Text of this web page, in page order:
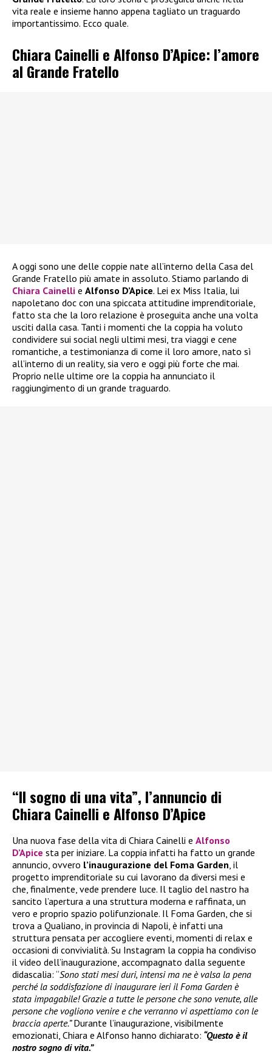
vita reale e insieme hanno appena tagliato un traguardo
importantissimo. Ecco quale.
Chiara Cainelli e Alfonso D’Apice: l’amore
al Grande Fratello
A oggi sono une delle coppie nate all’interno della Casa del
Grande Fratello più amate in assoluto. Stiamo parlando di
Chiara Cainelli e Alfonso D’Apice. Lei ex Miss Italia, lui
napoletano doc con una spiccata attitudine imprenditoriale,
fatto sta che la loro relazione è proseguita anche una volta
usciti dalla casa. Tanti i momenti che la coppia ha voluto
condividere sui social negli ultimi mesi, tra viaggi e cene
romantiche, a testimonianza di come il loro amore, nato sì
all’interno di un reality, sia vero e oggi più forte che mai.
Proprio nelle ultime ore la coppia ha annunciato il
raggiungimento di un grande traguardo.
“Il sogno di una vita”, l’annuncio di
Chiara Cainelli e Alfonso D’Apice
Una nuova fase della vita di Chiara Cainelli e Alfonso
D’Apice sta per iniziare. La coppia infatti ha fatto un grande
annuncio, ovvero l’inaugurazione del Foma Garden , il
progetto imprenditoriale su cui lavorano da diversi mesi e
che, finalmente, vede prendere luce. Il taglio del nastro ha
sancito l’apertura a una struttura moderna e raffinata, un
vero e proprio spazio polifunzionale. Il Foma Garden, che si
trova a Qualiano, in provincia di Napoli, è infatti una
struttura pensata per accogliere eventi, momenti di relax e
occasioni di convivialità. Su Instagram la coppia ha condiviso
il video dell’inaugurazione, accompagnato dalla seguente
didascalia: “Sono stati mesi duri, intensi ma ne è valsa la pena
perché la soddisfazione di inaugurare ieri il Foma Garden è
stata impagabile! Grazie a tutte le persone che sono venute, alle
persone che vogliono venire e che verranno vi aspettiamo con le
braccia aperte.”Durante l’inaugurazione, visibilmente
emozionati, Chiara e Alfonso hanno dichiarato: “Questo è il
nostro sogno di vita.”